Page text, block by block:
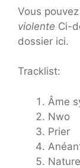
Vous
violente Ci-
dossier ici.
Tracklist:
Âme
Nwo
Prier